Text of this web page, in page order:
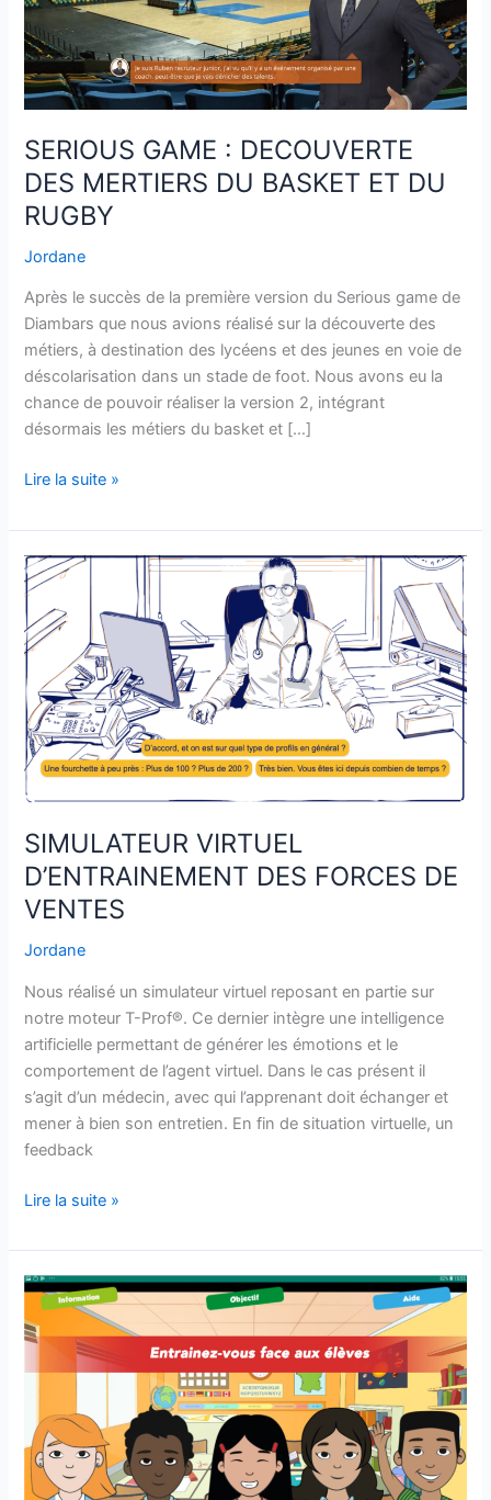
SERIOUS GAME : DECOUVERTE
DES MERTIERS DU BASKET ET DU
RUGBY
Jordane
Après le succès de la première version du Serious game de
Diambars que nous avions réalisé sur la découverte des
métiers, à destination des lycéens et des jeunes en voie de
déscolarisation dans un stade de foot. Nous avons eu la
chance de pouvoir réaliser la version 2, intégrant
désormais les métiers du basket et […]
MERTIERS
DU
BASKET
ET
DU
RUGBY
Lire la suite »
SIMULATEUR VIRTUEL
D’ENTRAINEMENT DES FORCES DE
VENTES
Jordane
Nous réalisé un simulateur virtuel reposant en partie sur
notre moteur T-Prof®. Ce dernier intègre une intelligence
artificielle permettant de générer les émotions et le
comportement de l’agent virtuel. Dans le cas présent il
s’agit d’un médecin, avec qui l’apprenant doit échanger et
mener à bien son entretien. En fin de situation virtuelle, un
feedback
SIMULATEUR
VIRTUEL
D’ENTRAINEMENT
DES
FORCES
DE
VENTES
Lire la suite »
SIMULATEUR
VIRTUEL
T-